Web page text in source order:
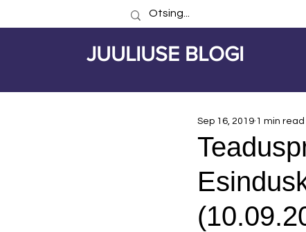
JUULIUSE BLOGI
Sep 16, 2019 1 min read